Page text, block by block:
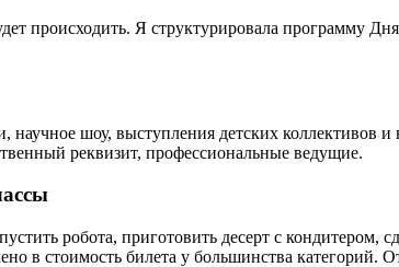
происходить. Я структурировала
научное шоу, выступления детских
реквизит, профессиональные ведущие.
робота, приготовить десерт с кондитером,
в стоимость билета у большинства